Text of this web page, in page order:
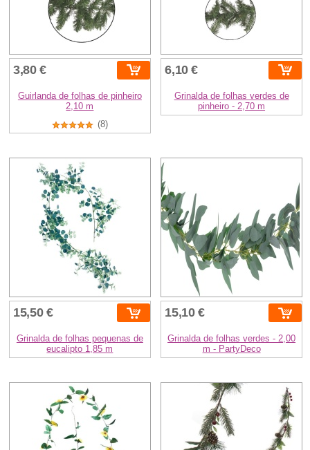
3,80 €
Guirlanda de folhas de pinheiro
2,10 m
(8)
6,10 €
Grinalda de folhas verdes de
pinheiro - 2,70 m
15,50 €
Grinalda de folhas pequenas de
eucalipto 1,85 m
15,10 €
Grinalda de folhas verdes - 2,00
m - PartyDeco